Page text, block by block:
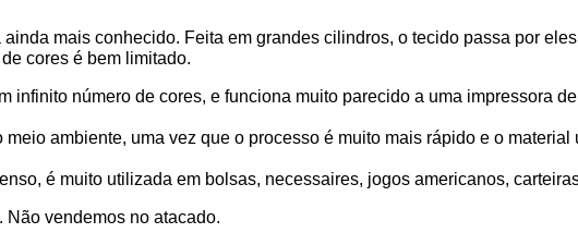
ainda mais conhecido. Feita em grandes cilindros, o tecido passa por
cores é bem limitado.
infinito número de cores, e funciona muito parecido a uma impressora
ambiente, uma vez que o processo é muito mais rápido e o
é muito utilizada em bolsas, necessaires, jogos americanos,
Não vendemos no atacado.